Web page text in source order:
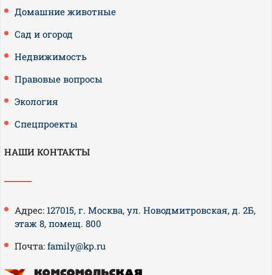
Домашние животные
Сад и огород
Недвижимость
Правовые вопросы
Экология
Спецпроекты
НАШИ КОНТАКТЫ
Адрес: 127015, г. Москва, ул. Новодмитровская, д. 2Б,
этаж 8, помещ. 800
Почта: family@kp.ru